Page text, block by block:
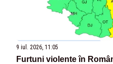
9 iul. 2026, 11:05
Furtuni violente în